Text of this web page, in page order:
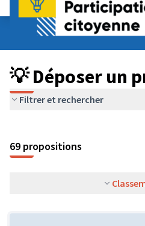
Budget Participatif ADULTE 2024
💡 Déposer un projet
💡 Déposer un
Filtrer et rechercher
69 propositions